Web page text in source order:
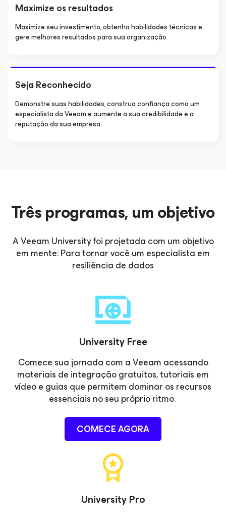
Maximize os resultados
Maximize seu investimento, obtenha habilidades técnicas e
gere melhores resultados para sua organização.
Seja Reconhecido
Demonstre suas habilidades, construa confiança como um
especialista da Veeam e aumente a sua credibilidade e a
reputação da sua empresa.
Três programas, um objetivo
A Veeam University foi projetada com um objetivo
em mente: Para tornar você um especialista em
resiliência de dados
University Free
Comece sua jornada com a Veeam acessando
materiais de integração gratuitos, tutoriais em
vídeo e guias que permitem dominar os recursos
essenciais no seu próprio ritmo.
COMECE AGORA
University Pro